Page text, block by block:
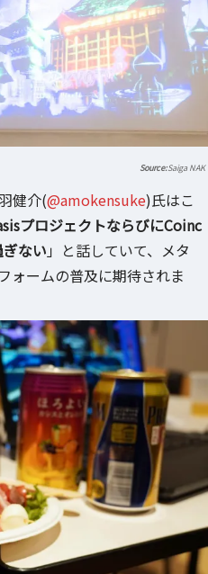
Saiga NAK
健介(@amokensuke)氏はこ
プロジェクトならびにCoinc
ない 」と話していて、メタ
ォームの普及に期待されま